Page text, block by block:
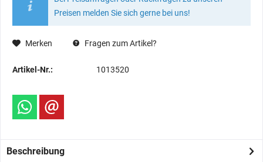
Preisen melden Sie sich gerne bei uns!
Merken Fragen zum Artikel?
Artikel-Nr.: 1013520
Beschreibung